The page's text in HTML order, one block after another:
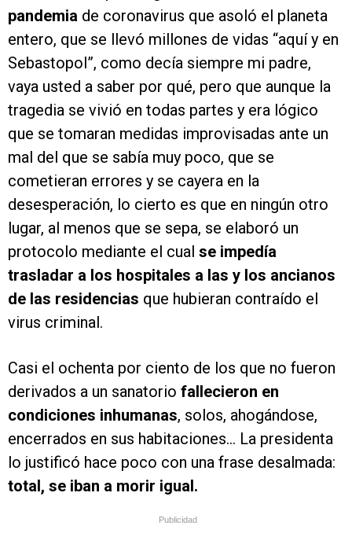
pandemia de coronavirus que asoló el planeta
entero, que se llevó millones de vidas “aquí y en
Sebastopol”, como decía siempre mi padre,
vaya usted a saber por qué, pero que aunque la
tragedia se vivió en todas partes y era lógico
que se tomaran medidas improvisadas ante un
mal del que se sabía muy poco, que se
cometieran errores y se cayera en la
desesperación, lo cierto es que en ningún otro
lugar, al menos que se sepa, se elaboró un
protocolo mediante el cual se impedía
trasladar a los hospitales a las y los ancianos
de las residencias que hubieran contraído el
virus criminal.
Casi el ochenta por ciento de los que no fueron
derivados a un sanatorio fallecieron en
condiciones inhumanas, solos, ahogándose,
encerrados en sus habitaciones… La presidenta
lo justificó hace poco con una frase desalmada:
total, se iban a morir igual.
Publicidad